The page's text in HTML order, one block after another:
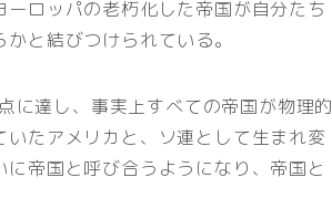
ロッパの老朽化した帝国が自分たち
と結びつけられている。
に達し、事実上すべての帝国が物理的
たアメリカと、ソ連として生まれ変
帝国と呼び合うようになり、帝国と